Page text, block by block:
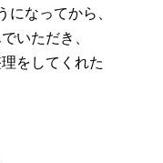
なってから、
いただき、
をしてくれた